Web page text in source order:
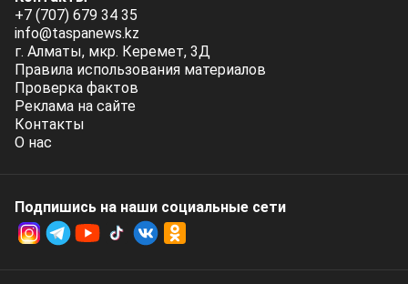
+7 (707) 679 34 35
info@taspanews.kz
г. Алматы, мкр. Керемет, 3Д
Правила использования материалов
Проверка фактов
Реклама на сайте
Контакты
О нас
Подпишись на наши социальные cети